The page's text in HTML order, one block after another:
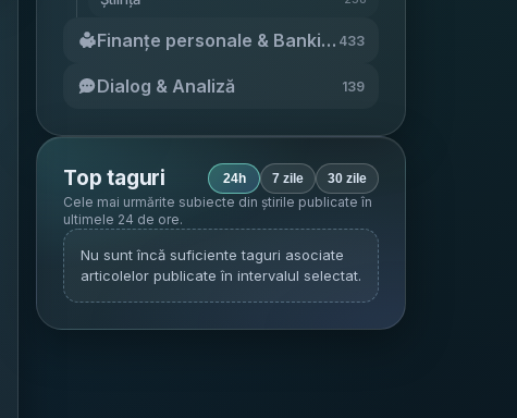
Finanțe personale & Banking 433
Dialog & Analiză 139
Top taguri 24h 7 zile 30 zile
Cele mai urmărite subiecte din știrile publicate în
ultimele 24 de ore.
Nu sunt încă suficiente taguri asociate
articolelor publicate în intervalul selectat.